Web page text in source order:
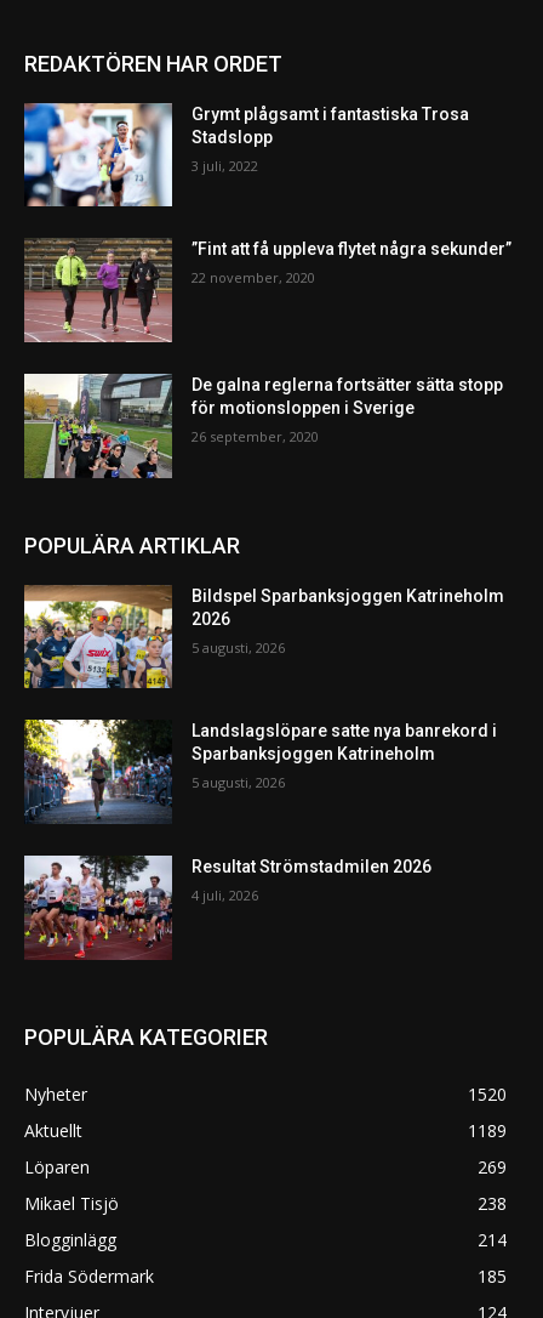
REDAKTÖREN HAR ORDET
Grymt plågsamt i fantastiska Trosa
Stadslopp
3 juli, 2022
”Fint att få uppleva flytet några sekunder”
22 november, 2020
De galna reglerna fortsätter sätta stopp
för motionsloppen i Sverige
26 september, 2020
POPULÄRA ARTIKLAR
Bildspel Sparbanksjoggen Katrineholm
2026
5 augusti, 2026
Landslagslöpare satte nya banrekord i
Sparbanksjoggen Katrineholm
5 augusti, 2026
Resultat Strömstadmilen 2026
4 juli, 2026
POPULÄRA KATEGORIER
Nyheter
1520
Aktuellt
1189
Löparen
269
Mikael Tisjö
238
Blogginlägg
214
Frida Södermark
185
Intervjuer
124